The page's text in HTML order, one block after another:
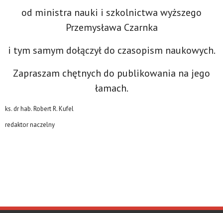
od ministra nauki i szkolnictwa wyższego
Przemysława Czarnka
i tym samym dołączył do czasopism naukowych.
Zapraszam chętnych do publikowania na jego
łamach.
ks. dr hab. Robert R. Kufel
redaktor naczelny